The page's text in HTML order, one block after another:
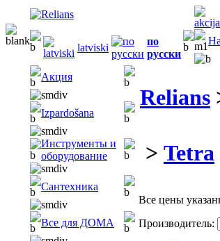
latviski
по
русски
Акция
Izpardošana
Инструменты и
оборудование
Сантехника
Все для ДОМА
Relians
> Tetra
Все цены
Производитель: